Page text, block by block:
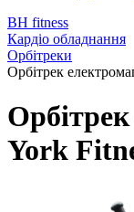
BH fitness
Кардіо обладнання
Орбітреки
Орбітрек
York